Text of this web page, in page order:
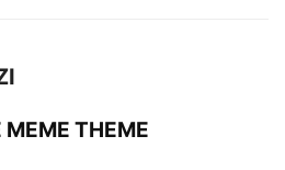
MEME THEME